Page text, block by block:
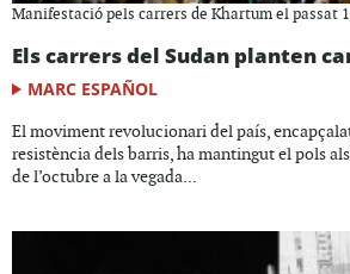
Manifestació pels carrers de Khartum el passat
Els carrers del Sudan planten
MARC ESPAÑOL
El moviment revolucionari del país,
resistència dels barris, ha mantingut el pols
de l’octubre a la vegada...